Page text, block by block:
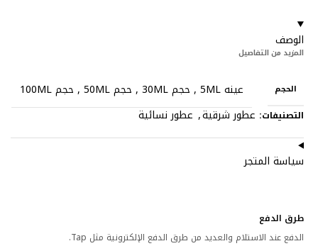
الوصف
المزيد من التفاصيل
الحجم عينه 5ML , حجم 30ML , حجم 50ML , حجم 100ML
التصنيفات: عطور شرقية, عطور نسائية
سياسة المتجر
طرق الدفع
الدفع عند الاستلام والعديد من طرق الدفع الإلكترونية مثل Tap.